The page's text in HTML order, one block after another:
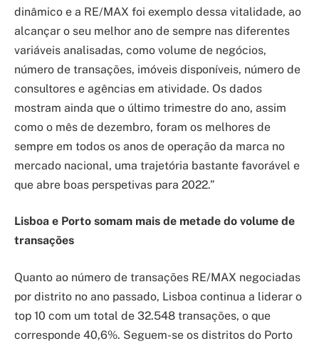
dinâmico e a RE/MAX foi exemplo dessa vitalidade, ao
alcançar o seu melhor ano de sempre nas diferentes
variáveis analisadas, como volume de negócios,
número de transações, imóveis disponíveis, número de
consultores e agências em atividade. Os dados
mostram ainda que o último trimestre do ano, assim
como o mês de dezembro, foram os melhores de
sempre em todos os anos de operação da marca no
mercado nacional, uma trajetória bastante favorável e
que abre boas perspetivas para 2022.”
Lisboa e Porto somam mais de metade do volume de
transações
Quanto ao número de transações RE/MAX negociadas
por distrito no ano passado, Lisboa continua a liderar o
top 10 com um total de 32.548 transações, o que
corresponde 40,6%. Seguem-se os distritos do Porto